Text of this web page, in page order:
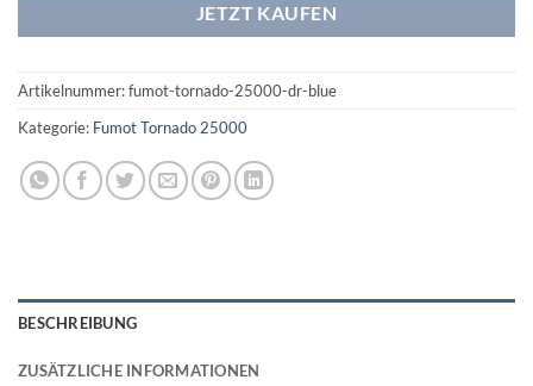
JETZT KAUFEN
Artikelnummer:fumot-tornado-25000-dr-blue
Kategorie: Fumot Tornado 25000
BESCHREIBUNG
ZUSÄTZLICHE INFORMATIONEN